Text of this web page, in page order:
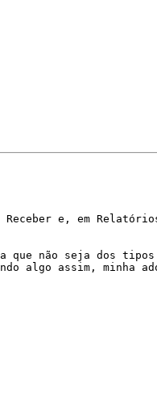
e, em
não seja dos tipos
algo assim, minha